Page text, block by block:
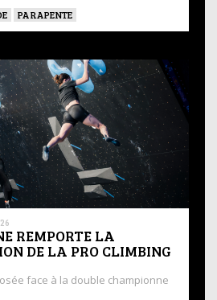
PARAPENTE
REMPORTE LA
DE LA PRO CLIMBING
face à la double championne